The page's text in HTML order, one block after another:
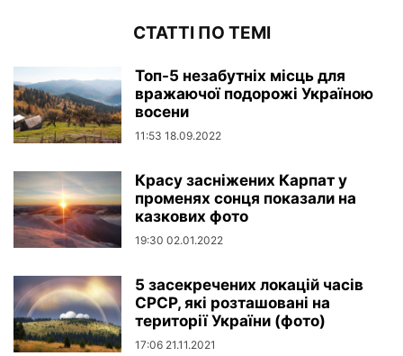
СТАТТІ ПО ТЕМІ
Топ-5 незабутніх місць для
вражаючої подорожі Україною
восени
11:53 18.09.2022
Красу засніжених Карпат у
променях сонця показали на
казкових фото
19:30 02.01.2022
5 засекречених локацій часів
СРСР, які розташовані на
території України (фото)
17:06 21.11.2021